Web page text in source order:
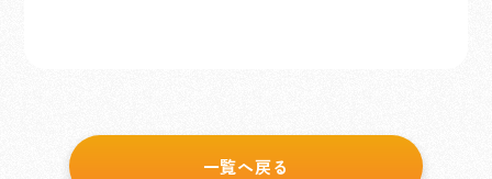
一覧へ戻る